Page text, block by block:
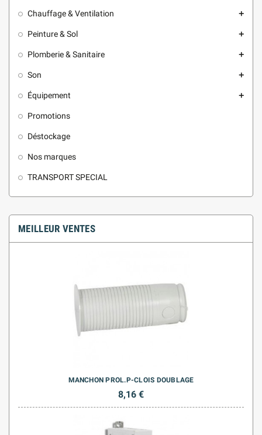
Chauffage & Ventilation add
Peinture & Sol add
Plomberie & Sanitaire add
Son add
Équipement add
Promotions
Déstockage
Nos marques
TRANSPORT SPECIAL
MEILLEUR VENTES
MANCHON PROL.P-CLOIS DOUBLAGE
8,16 €